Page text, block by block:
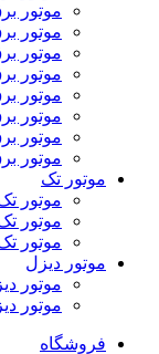
موتور
موتور
موتور
موتور
موتور
موتور
موتور
موتور
موتور تک
موتور
موتور
موتور
موتور دیزل
موتور
موتور
فروشگاه